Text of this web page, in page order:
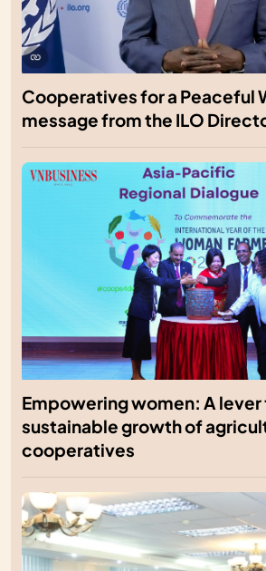
Cooperatives for a Peaceful
message from the ILO
Empowering women: A lever
sustainable growth of
cooperatives